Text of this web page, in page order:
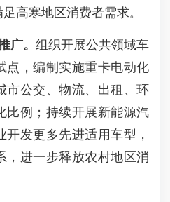
高寒地区消费者需求。
广。 组织开展公共领域车
点，编制实施重卡电动化
市公交、物流、出租、环
比例；持续开展新能源汽
发更多先进适用车型，
，进一步释放农村地区消